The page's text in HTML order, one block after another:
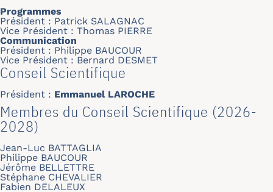
Programmes
Président : Patrick SALAGNAC
Vice Président : Thomas PIERRE
Communication
Président : Philippe BAUCOUR
Vice Président : Bernard DESMET
Conseil Scientifique
Président : Emmanuel LAROCHE
Membres du Conseil Scientifique (2026-
2028)
Jean-Luc BATTAGLIA
Philippe BAUCOUR
Jérôme BELLETTRE
Stéphane CHEVALIER
Fabien DELALEUX